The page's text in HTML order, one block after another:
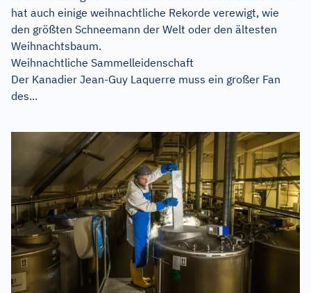
hat auch einige weihnachtliche Rekorde verewigt, wie
den größten Schneemann der Welt oder den ältesten
Weihnachtsbaum.
Weihnachtliche Sammelleidenschaft
Der Kanadier Jean-Guy Laquerre muss ein großer Fan
des...